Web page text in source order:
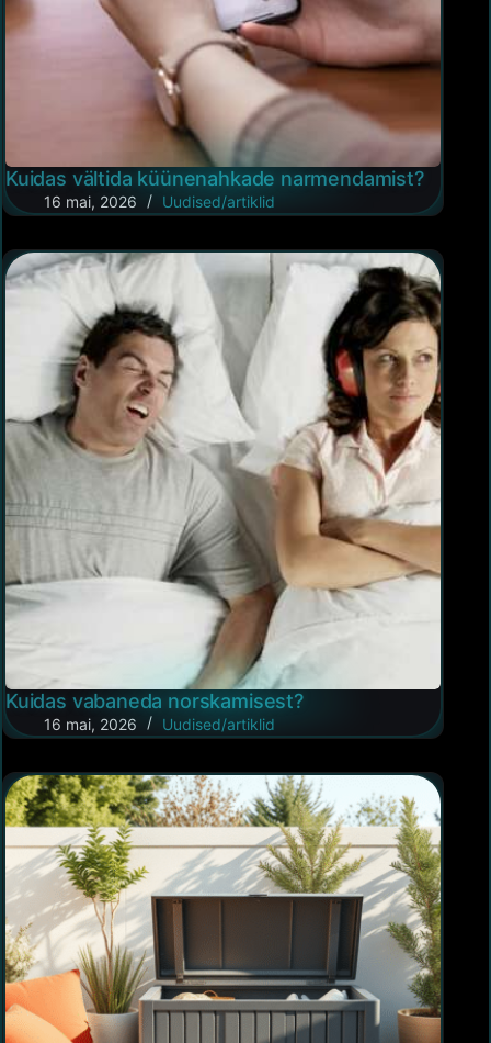
Kuidas vältida küünenahkade narmendamist?
16 mai, 2026 Uudised/artiklid
Kuidas vabaneda norskamisest?
16 mai, 2026 Uudised/artiklid